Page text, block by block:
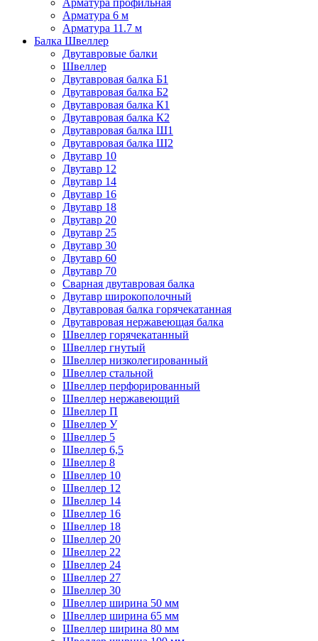
Арматура профильная
Арматура 6 м
Арматура 11.7 м
Балка Швеллер
Двутавровые балки
Швеллер
Двутавровая балка Б1
Двутавровая балка Б2
Двутавровая балка К1
Двутавровая балка К2
Двутавровая балка Ш1
Двутавровая балка Ш2
Двутавр 10
Двутавр 12
Двутавр 14
Двутавр 16
Двутавр 18
Двутавр 20
Двутавр 25
Двутавр 30
Двутавр 60
Двутавр 70
Сварная двутавровая балка
Двутавр широкополочный
Двутавровая балка горячекатанная
Двутавровая нержавеющая балка
Швеллер горячекатанный
Швеллер гнутый
Швеллер низколегированный
Швеллер стальной
Швеллер перфорированный
Швеллер нержавеющий
Швеллер П
Швеллер У
Швеллер 5
Швеллер 6,5
Швеллер 8
Швеллер 10
Швеллер 12
Швеллер 14
Швеллер 16
Швеллер 18
Швеллер 20
Швеллер 22
Швеллер 24
Швеллер 27
Швеллер 30
Швеллер ширина 50 мм
Швеллер ширина 65 мм
Швеллер ширина 80 мм